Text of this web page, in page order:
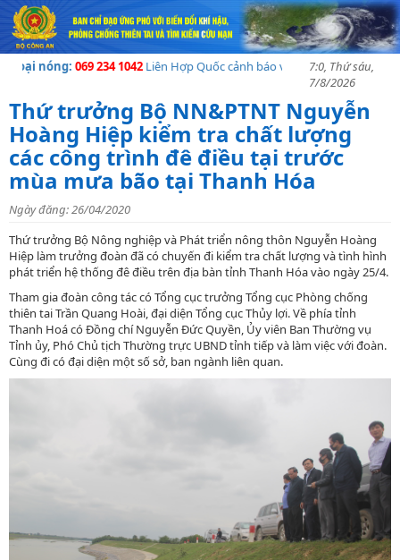
069 234 1042Liên Hợp Quốc cảnh báo về khủng hoảng nhân đạo
7:0, Thứ sáu,
7/8/2026
Thứ trưởng Bộ NN&PTNT Nguyễn
Hoàng Hiệp kiểm tra chất lượng
các công trình đê điều tại trước
mùa mưa bão tại Thanh Hóa
Ngày đăng: 26/04/2020
Thứ trưởng Bộ Nông nghiệp và Phát triển nông thôn Nguyễn Hoàng
Hiệp làm trưởng đoàn đã có chuyến đi kiểm tra chất lượng và tình hình
phát triển hệ thống đê điều trên địa bàn tỉnh Thanh Hóa vào ngày 25/4.
Tham gia đoàn công tác có Tổng cục trưởng Tổng cục Phòng chống
thiên tai Trần Quang Hoài, đại diện Tổng cục Thủy lợi. Về phía tỉnh
Thanh Hoá có Đồng chí Nguyễn Đức Quyền, Ủy viên Ban Thường vụ
Tỉnh ủy, Phó Chủ tịch Thường trực UBND tỉnh tiếp và làm việc với đoàn.
Cùng đi có đại diện một số sở, ban ngành liên quan.